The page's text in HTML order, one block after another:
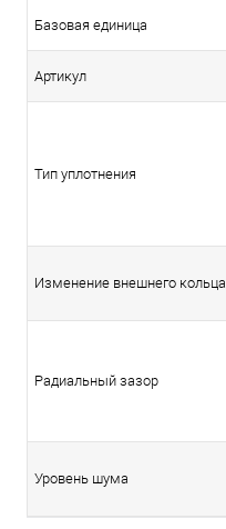
Базовая единица
Артикул
Тип уплотнения
Изменение внешнего кольца
Радиальный зазор
Уровень шума